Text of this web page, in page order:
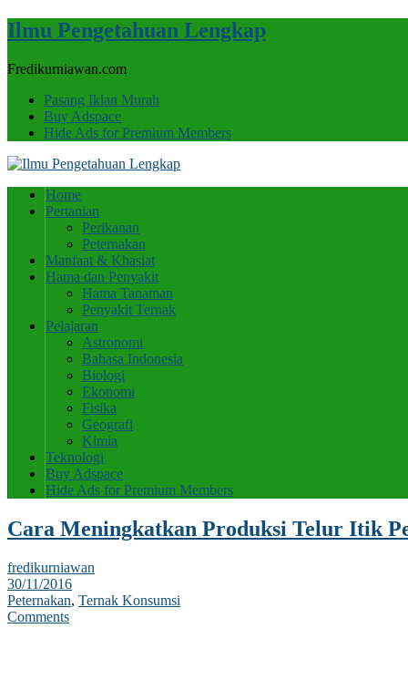
Ilmu Pengetahuan Lengkap
Fredikurniawan.com
Pasang Iklan Murah
Buy Adspace
Hide Ads for Premium Members
Home
Pertanian
Perikanan
Peternakan
Manfaat & Khasiat
Hama dan Penyakit
Hama Tanaman
Penyakit Ternak
Pelajaran
Astronomi
Bahasa Indonesia
Biologi
Ekonomi
Fisika
Geografi
Kimia
Teknologi
Buy Adspace
Hide Ads for Premium Members
Cara Meningkatkan Produksi Telur Itik
fredikurniawan
30/11/2016
Peternakan, Ternak Konsumsi
Comments